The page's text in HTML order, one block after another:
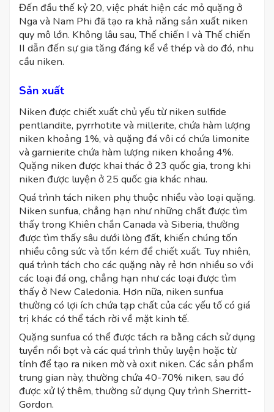
Đến đầu thế kỷ 20, việc phát hiện các mỏ quặng ở
Nga và Nam Phi đã tạo ra khả năng sản xuất niken
quy mô lớn. Không lâu sau, Thế chiến I và Thế chiến
II dẫn đến sự gia tăng đáng kể về thép và do đó, nhu
cầu niken.
Sản xuất
Niken được chiết xuất chủ yếu từ niken sulfide
pentlandite, pyrrhotite và millerite, chứa hàm lượng
niken khoảng 1%, và quặng đá vôi có chứa limonite
và garnierite chứa hàm lượng niken khoảng 4%.
Quặng niken được khai thác ở 23 quốc gia, trong khi
niken được luyện ở 25 quốc gia khác nhau.
Quá trình tách niken phụ thuộc nhiều vào loại quặng.
Niken sunfua, chẳng hạn như những chất được tìm
thấy trong Khiên chắn Canada và Siberia, thường
được tìm thấy sâu dưới lòng đất, khiến chúng tốn
nhiều công sức và tốn kém để chiết xuất. Tuy nhiên,
quá trình tách cho các quặng này rẻ hơn nhiều so với
các loại đá ong, chẳng hạn như các loại được tìm
thấy ở New Caledonia. Hơn nữa, niken sunfua
thường có lợi ích chứa tạp chất của các yếu tố có giá
trị khác có thể tách rời về mặt kinh tế.
Quặng sunfua có thể được tách ra bằng cách sử dụng
tuyển nổi bọt và các quá trình thủy luyện hoặc từ
tính để tạo ra niken mờ và oxit niken. Các sản phẩm
trung gian này, thường chứa 40-70% niken, sau đó
được xử lý thêm, thường sử dụng Quy trình Sherritt-
Gordon.